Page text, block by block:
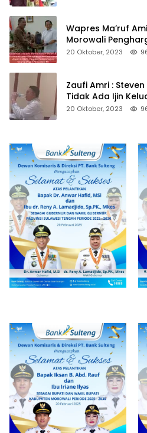
Wapres Ma’ruf
Morowali
20 Oktober, 2023
Zaufi Amri :
Tidak Ada Ijin
20 Oktober, 2023